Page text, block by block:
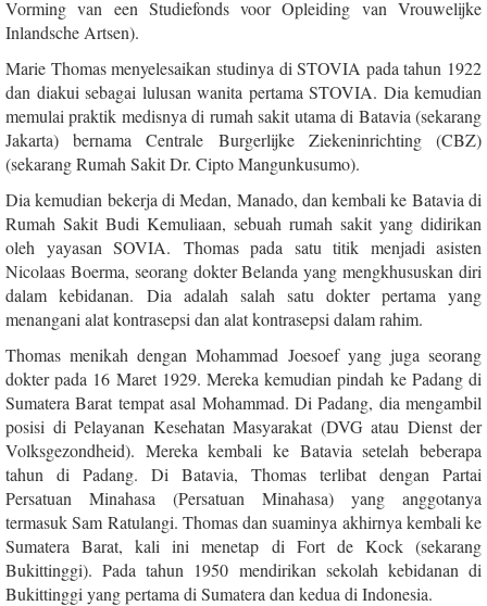
Vorming van een Studiefonds voor Opleiding van Vrouwelijke
Inlandsche Artsen).
Marie Thomas menyelesaikan studinya di STOVIA pada tahun 1922
dan diakui sebagai lulusan wanita pertama STOVIA. Dia kemudian
memulai praktik medisnya di rumah sakit utama di Batavia (sekarang
Jakarta) bernama Centrale Burgerlijke Ziekeninrichting (CBZ)
(sekarang Rumah Sakit Dr. Cipto Mangunkusumo).
Dia kemudian bekerja di Medan, Manado, dan kembali ke Batavia di
Rumah Sakit Budi Kemuliaan, sebuah rumah sakit yang didirikan
oleh yayasan SOVIA. Thomas pada satu titik menjadi asisten
Nicolaas Boerma, seorang dokter Belanda yang mengkhususkan diri
dalam kebidanan. Dia adalah salah satu dokter pertama yang
menangani alat kontrasepsi dan alat kontrasepsi dalam rahim.
Thomas menikah dengan Mohammad Joesoef yang juga seorang
dokter pada 16 Maret 1929. Mereka kemudian pindah ke Padang di
Sumatera Barat tempat asal Mohammad. Di Padang, dia mengambil
posisi di Pelayanan Kesehatan Masyarakat (DVG atau Dienst der
Volksgezondheid). Mereka kembali ke Batavia setelah beberapa
tahun di Padang. Di Batavia, Thomas terlibat dengan Partai
Persatuan Minahasa (Persatuan Minahasa) yang anggotanya
termasuk Sam Ratulangi. Thomas dan suaminya akhirnya kembali ke
Sumatera Barat, kali ini menetap di Fort de Kock (sekarang
Bukittinggi). Pada tahun 1950 mendirikan sekolah kebidanan di
Bukittinggi yang pertama di Sumatera dan kedua di Indonesia.